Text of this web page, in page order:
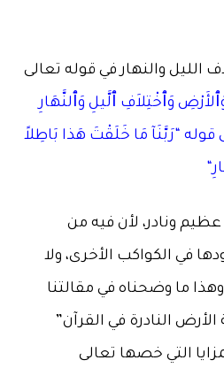
الليل والنهار في قوله تعالى
وَٱخْتِلاَفِ ٱلَّيلِ وَٱلنَّهَارِ
قوله “رَبَّنَآ مَا خَلَقْتَ هَذا بَاطِلاً
ونادر، لأن فيه من
في الكواكب الأخرى، ولا
ما وضحناه في مقالتنا
النادرة في القرآن”
التي خصها تعالى